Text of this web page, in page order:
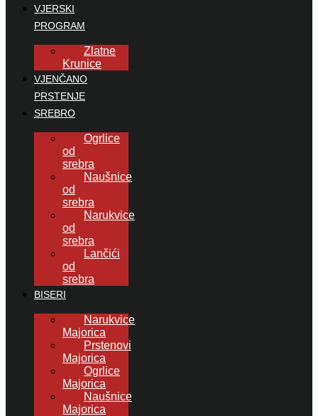
VJERSKI
PROGRAM
Zlatne
Krunice
VJENČANO
PRSTENJE
SREBRO
Ogrlice
od
srebra
Naušnice
od
srebra
Narukvice
od
srebra
Lančići
od
srebra
BISERI
Narukvice
Majorica
Prstenovi
Majorica
Ogrlice
Majorica
Naušnice
Majorica